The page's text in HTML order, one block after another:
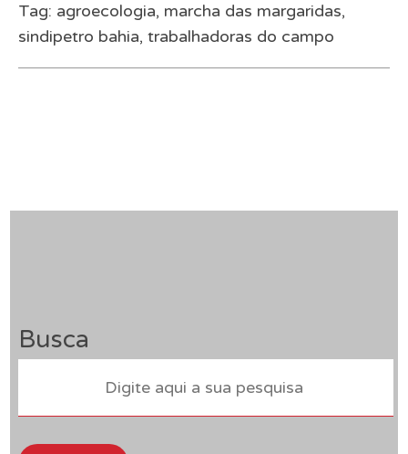
Tag: agroecologia, marcha das margaridas,
sindipetro bahia,trabalhadoras do campo
Busca